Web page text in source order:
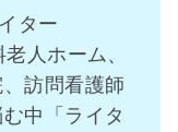
ター
人ホーム、
訪問看護師
中「ライタ